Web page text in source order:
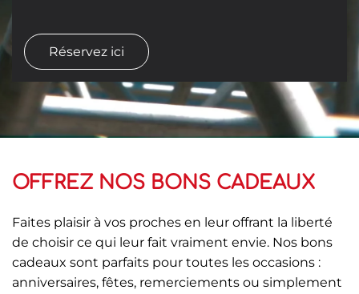
Réservez ici
OFFREZ NOS BONS CADEAUX
Faites plaisir à vos proches en leur offrant la liberté
de choisir ce qui leur fait vraiment envie. Nos bons
cadeaux sont parfaits pour toutes les occasions :
anniversaires, fêtes, remerciements ou simplement